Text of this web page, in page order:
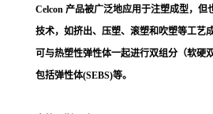
Celcon 产品被广泛地应用于注塑成型，但
技术，如挤出、压塑、滚塑和吹塑等工艺
可与热塑性弹性体一起进行双组分（软硬
包括弹性体(SEBS)等。